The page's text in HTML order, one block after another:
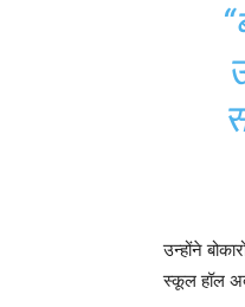
उन्होंने
स्कूल हॉल